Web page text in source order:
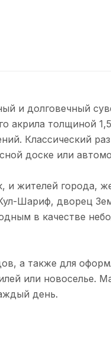
и долговечный
акрила толщиной
Классический
доске или
и жителей города,
Шариф, дворец
в качестве
а также для
или новоселье.
день.